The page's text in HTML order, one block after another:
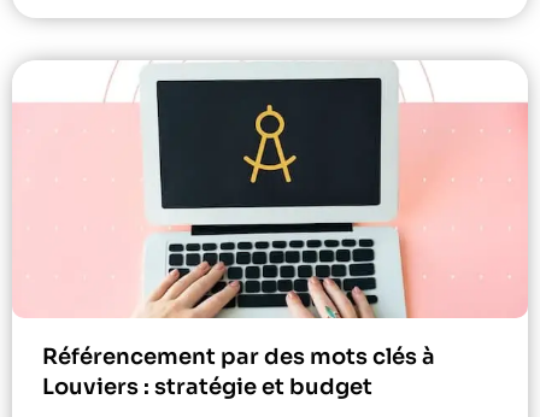
Référencement par des mots clés à
Louviers : stratégie et budget